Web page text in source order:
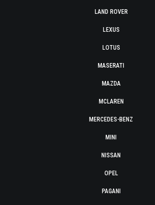
LAND ROVER
LEXUS
LOTUS
MASERATI
MAZDA
MCLAREN
MERCEDES-BENZ
MINI
NISSAN
OPEL
PAGANI